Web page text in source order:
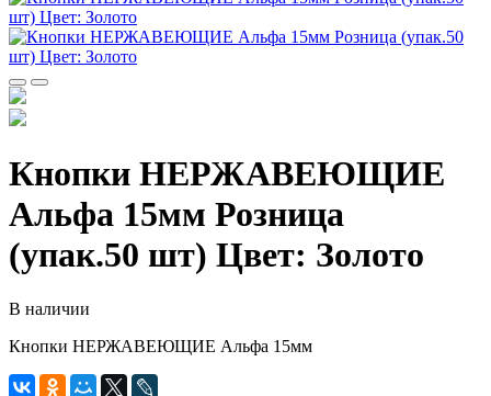
Кнопки НЕРЖАВЕЮЩИЕ
Альфа 15мм Розница
(упак.50 шт) Цвет: Золото
В наличии
Кнопки НЕРЖАВЕЮЩИЕ Альфа 15мм